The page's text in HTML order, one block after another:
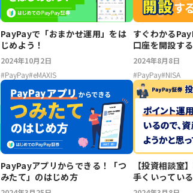
PayPayで「おまかせ運用」をは
じめよう！
2024年10月2日
#PayPay#eMAXIS
すぐわかる
口座を開設す
2024年8月8日
#PayPay#NISA
PayPayアプリからできる！「つ
みたて」のはじめ方
【投資相談室
手くいってい
はじめようか